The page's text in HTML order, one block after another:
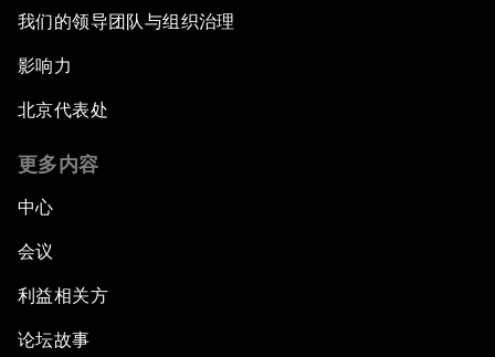
我们的领导团队与组织治理
影响力
北京代表处
更多内容
中心
会议
利益相关方
论坛故事